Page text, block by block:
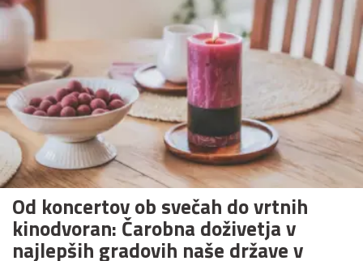
Od koncertov ob svečah do vrtnih
kinodvoran: Čarobna doživetja v
najlepših gradovih naše države v